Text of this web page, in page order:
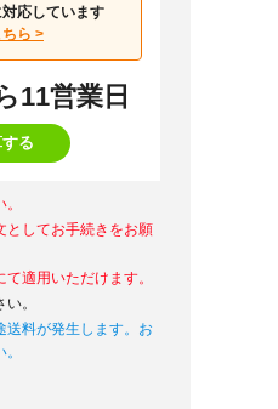
応しています
ら >
11営業日
る
してお手続きをお願
適用いただけます。
。
料が発生します。お